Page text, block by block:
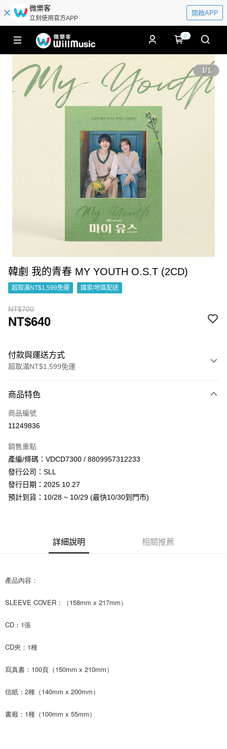
微樂客
立刻使用官方APP
開啟APP
0
1/1
韓劇 我的青春 MY YOUTH O.S.T (2CD)
超取滿NT$1,599免運 國家/地區配送
NT$700
NT$640
付款與運送方式
超取滿NT$1,599免運
信用卡一次付款
超商取貨付款
Apple Pay
街口支付
悠遊付
【關於「AFTEE先享後付」】
AFTEE先享後付是「在收到商品之後才付款」的支付方式。 讓您購物簡單
３．安心：先確認商品／服務後，再付款。
【「AFTEE先享後付」結帳流程】
２．訂單成立數日內，您將收到繳費通知簡訊。
ATM／網路銀行／等多元方式進行付款，方視為交易完成。
後付繳納相關費用。
是否繳費成功／繳費後需取消欲退款等相關疑問，請聯繫「AFTEE先享後付
【注意事項】
全家取貨付款
每筆NT$60，滿NT$1,599(含以上)免運費
7-11取貨付款
每筆NT$60，滿NT$1,599(含以上)免運費
新竹貨運
商品特色
商品編號
11249836
銷售重點
產編/條碼：VDCD7300 / 8809957312233
發行公司：SLL
發行日期：2025.10.27
預計到貨：10/28 ~ 10/29 (最快10/30到門市)
詳細說明 相關推薦
產品內容：
SLEEVE COVER：（158mm x 217mm）
CD：1張
CD夾：1種
寫真書：100頁（150mm x 210mm）
信紙：2種（140mm x 200mm）
書籤：1種（100mm x 55mm）